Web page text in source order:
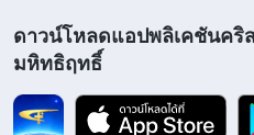
ดาวน์โหลดแอปพลิเคชันคริ
มหิทธิฤทธิ์